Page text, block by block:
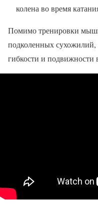
колена во время
Помимо тренировки
подколенных сухожилий,
гибкости и подвижности